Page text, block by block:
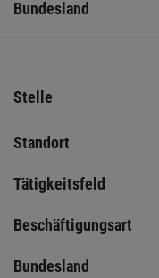
Bundesland
Stelle
Standort
Tätigkeitsfeld
Beschäftigungsart
Bundesland